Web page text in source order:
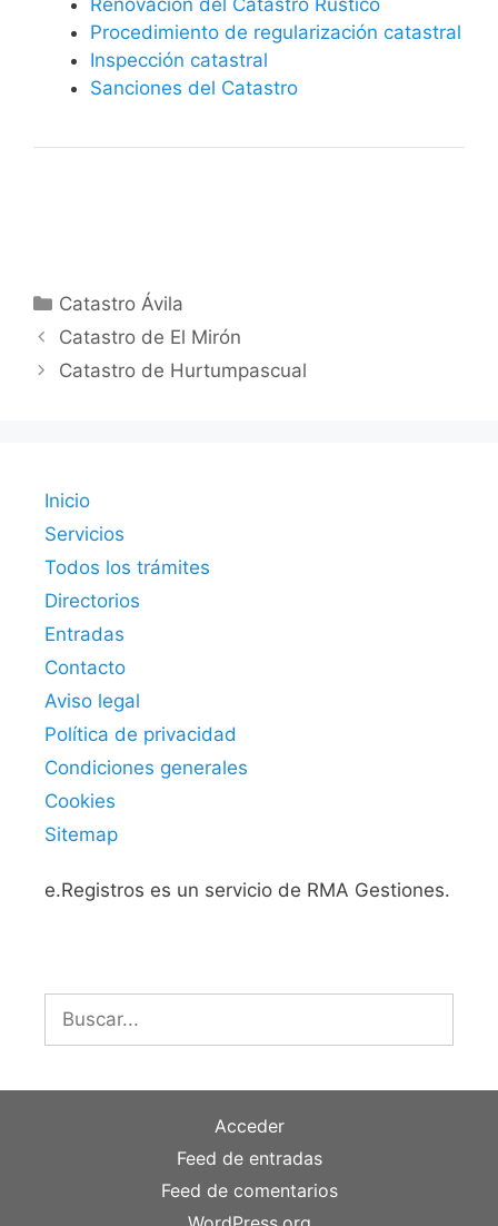
Renovación del Catastro Rústico
Procedimiento de regularización catastral
Inspección catastral
Sanciones del Catastro
Categorías
Catastro Ávila
Catastro de El Mirón
Catastro de Hurtumpascual
Inicio
Servicios
Todos los trámites
Directorios
Entradas
Contacto
Aviso legal
Política de privacidad
Condiciones generales
Cookies
Sitemap
e.Registros es un servicio de RMA Gestiones.
Acceder
Feed de entradas
Feed de comentarios